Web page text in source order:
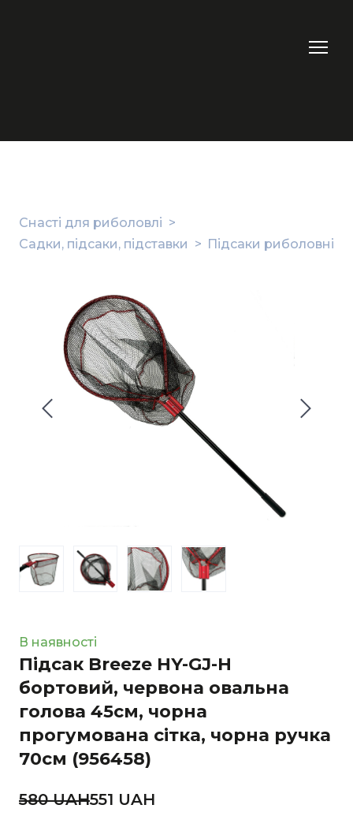
Снасті для риболовлі
Садки, підсаки, підставки
Підсаки риболовні
В наявності
Підсак Breeze HY-GJ-H
бортовий, червона овальна
голова 45см, чорна
прогумована сітка, чорна ручка
70см (956458)
580 UAН551 UAН